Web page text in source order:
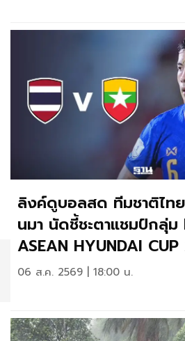
ลิงค์ดูบอลสด ทีมชาติไท
นมา นัดชี้ชะตาแชมป์กลุ่ม
ASEAN HYUNDAI
06 ส.ค. 2569 | 18:00 น.